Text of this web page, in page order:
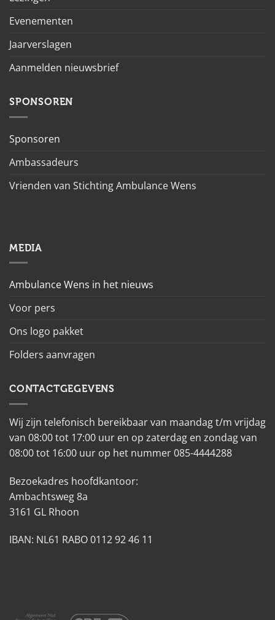
Evenementen
Jaarverslagen
Aanmelden nieuwsbrief
SPONSOREN
Sponsoren
Ambassadeurs
Vrienden van Stichting Ambulance Wens
MEDIA
Ambulance Wens in het nieuws
Voor pers
Ons logo pakket
Folders aanvragen
CONTACTGEGEVENS
Wij zijn telefonisch bereikbaar van maandag t/m vrijdag
van 08:00 tot 17:00 uur en op zaterdag en zondag van
08:00 tot 16:00 uur op het nummer 085-4444288
Bezoekadres hoofdkantoor:
Ambachtsweg 8a
3161 GL Rhoon
IBAN: NL61 RABO 0112 92 46 11